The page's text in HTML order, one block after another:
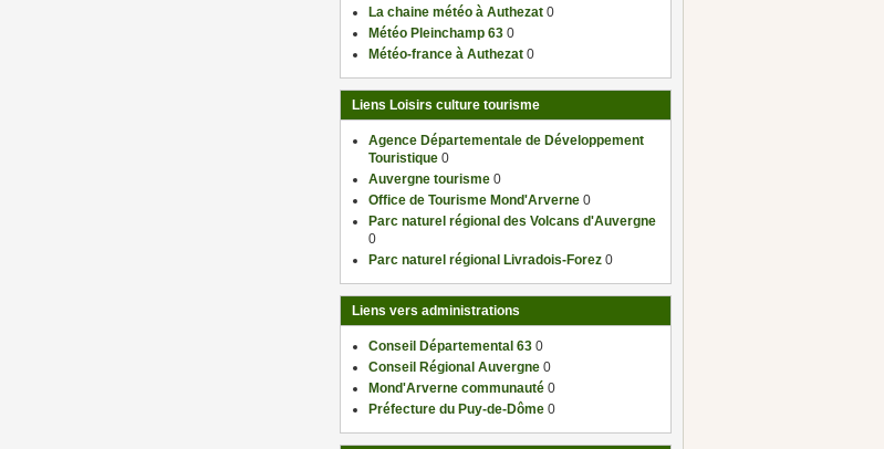
La chaine météo à Authezat 0
Météo Pleinchamp 63 0
Météo-france à Authezat 0
Liens Loisirs culture tourisme
Agence Départementale de Développement
Touristique 0
Auvergne tourisme 0
Office de Tourisme Mond'Arverne 0
Parc naturel régional des Volcans d'Auvergne
0
Parc naturel régional Livradois-Forez 0
Liens vers administrations
Conseil Départemental 63 0
Conseil Régional Auvergne 0
Mond'Arverne communauté 0
Préfecture du Puy-de-Dôme 0